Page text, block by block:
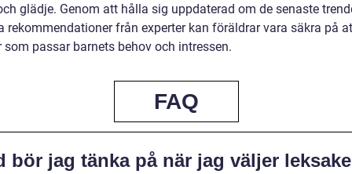
glädje. Genom att hålla sig uppdaterad om de senaste
rekommendationer från experter kan föräldrar vara säkra på
som passar barnets behov och intressen.
FAQ
bör jag tänka på när jag väljer